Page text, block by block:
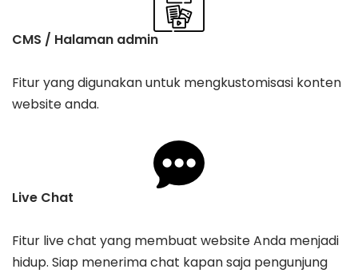
CMS / Halaman admin
Fitur yang digunakan untuk mengkustomisasi konten
website anda.
Live Chat
Fitur live chat yang membuat website Anda menjadi
hidup. Siap menerima chat kapan saja pengunjung